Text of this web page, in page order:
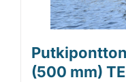
(500 mm)